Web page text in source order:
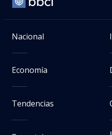
Nacional
Economía
Tendencias